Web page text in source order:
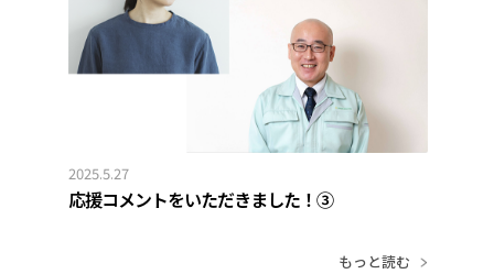
2025.5.27
応援コメントをいただきました！③
もっと読む